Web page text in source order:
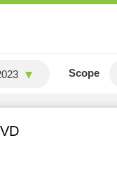
Scope